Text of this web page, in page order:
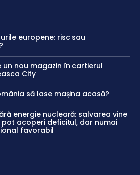
europene: risc sau
un nou magazin în cartierul
City
să lase mașina acasă?
energie nucleară: salvarea vine
acoperi deficitul, dar numai
favorabil